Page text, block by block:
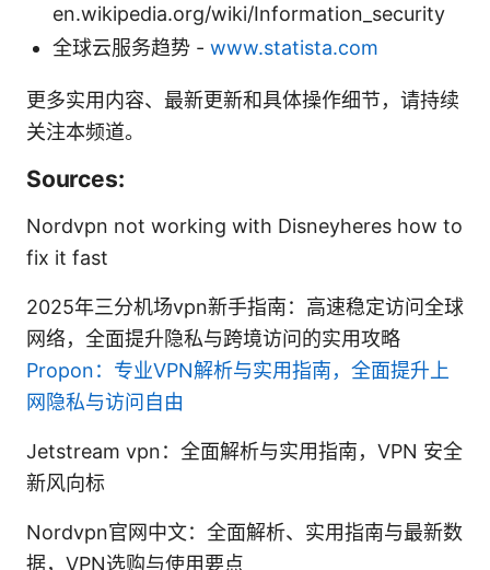
en.wikipedia.org/wiki/Information_security
全球云服务趋势 - www.statista.com
更多实用内容、最新更新和具体操作细节，请持续
关注本频道。
Sources:
Nordvpn not working with Disneyheres how to
fix it fast
2025年三分机场vpn新手指南：高速稳定访问全球
网络，全面提升隐私与跨境访问的实用攻略
Propon：专业VPN解析与实用指南，全面提升上
网隐私与访问自由
Jetstream vpn：全面解析与实用指南，VPN 安全
新风向标
Nordvpn官网中文：全面解析、实用指南与最新数
据，VPN选购与使用要点